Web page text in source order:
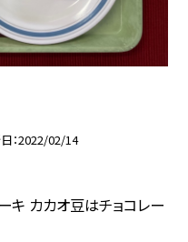
2022/02/14
キ カカオ豆はチョコレー